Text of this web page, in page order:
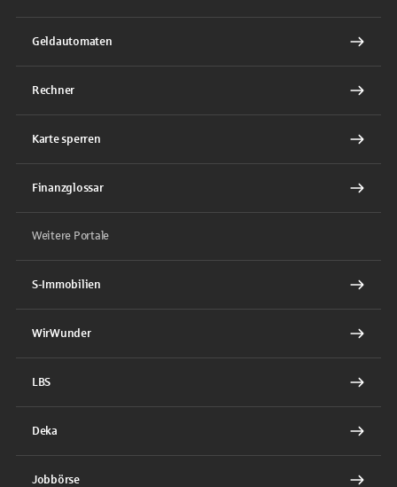
Geldautomaten
Rechner
Karte sperren
Finanzglossar
Weitere Portale
S-Immobilien
WirWunder
LBS
Deka
Jobbörse